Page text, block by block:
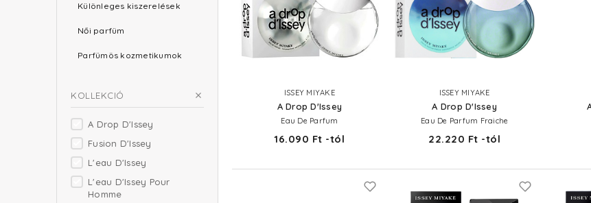
Különleges kiszerelések
Női parfüm
Parfümös kozmetikumok
KOLLEKCIÓ
A Drop D'Issey
Fusion D'Issey
L'eau D'Issey
L'eau D'Issey Pour
Homme
ISSEY MIYAKE
A Drop D'Issey
Eau De Parfum
16.090 Ft -tól
ISSEY MIYAKE
A Drop D'Issey
Eau De Parfum Fraiche
22.220 Ft -tól